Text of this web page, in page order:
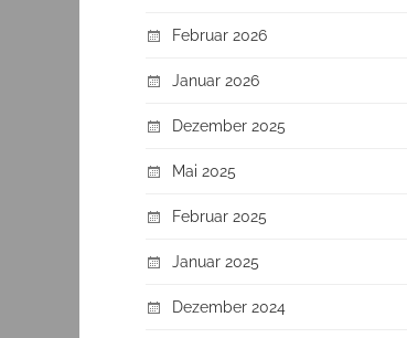
Februar 2026
Januar 2026
Dezember 2025
Mai 2025
Februar 2025
Januar 2025
Dezember 2024